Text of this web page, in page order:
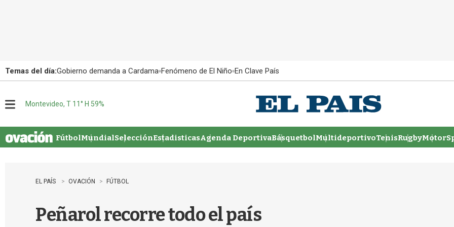
Temas del día:Gobierno demanda a Cardama Fenómeno de El Niño En Clave País
u
Montevideo, T 11° H 59%
FútbolMundialSelecciónEstadisticasAgenda DeportivaBásquetbolMultideportivoTenisRugby
EL PAÍS OVACIÓN FÚTBOL
Peñarol recorre todo el país